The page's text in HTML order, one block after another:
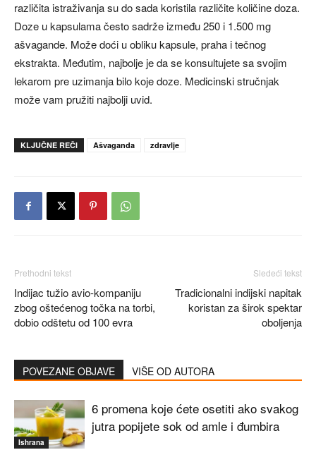
različita istraživanja su do sada koristila različite količine doza.
Doze u kapsulama često sadrže između 250 i 1.500 mg
ašvagande. Može doći u obliku kapsule, praha i tečnog
ekstrakta. Međutim, najbolje je da se konsultujete sa svojim
lekarom pre uzimanja bilo koje doze. Medicinski stručnjak
može vam pružiti najbolji uvid.
KLJUČNE REČI Ašvaganda zdravlje
Prethodni tekst
Indijac tužio avio-kompaniju
zbog oštećenog točka na torbi,
dobio odštetu od 100 evra
Sledeći tekst
Tradicionalni indijski napitak
koristan za širok spektar
oboljenja
POVEZANE OBJAVE VIŠE OD AUTORA
Ishrana
6 promena koje ćete osetiti ako svakog
jutra popijete sok od amle i đumbira